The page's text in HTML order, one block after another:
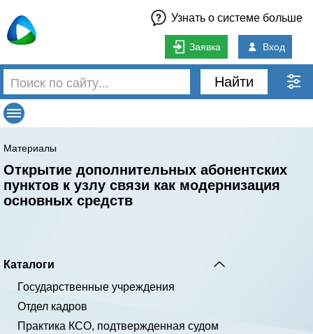
Узнать о системе больше
Заявка Вход
Найти
Материалы
Открытие дополнительных абонентских
пунктов к узлу связи как модернизация
основных средств
Каталоги
Государственные учреждения
Отдел кадров
Практика КСО, подтвержденная судом